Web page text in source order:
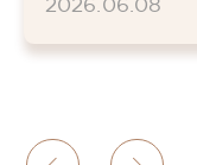
醫師經驗、數位